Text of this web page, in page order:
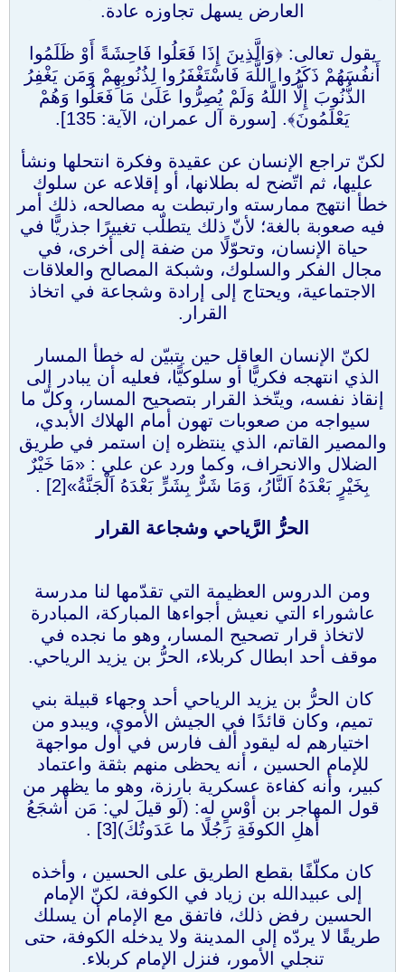
العارض يسهل تجاوزه عادة.
يقول تعالى: ﴿وَالَّذِينَ إِذَا فَعَلُوا فَاحِشَةً أَوْ ظَلَمُوا
أَنفُسَهُمْ ذَكَرُوا اللَّهَ فَاسْتَغْفَرُوا لِذُنُوبِهِمْ وَمَن يَغْفِرُ
الذُّنُوبَ إِلَّا اللَّهُ وَلَمْ يُصِرُّوا عَلَىٰ مَا فَعَلُوا وَهُمْ
يَعْلَمُونَ﴾. [سورة آل عمران، الآية: 135].
لكنّ تراجع الإنسان عن عقيدة وفكرة انتحلها ونشأ
عليها، ثم اتّضح له بطلانها، أو إقلاعه عن سلوك
خطأ انتهج ممارسته وارتبطت به مصالحه، ذلك أمر
فيه صعوبة بالغة؛ لأنّ ذلك يتطلّب تغييرًا جذريًّا في
حياة الإنسان، وتحوّلًا من ضفة إلى أخرى، في
مجال الفكر والسلوك، وشبكة المصالح والعلاقات
الاجتماعية، ويحتاج إلى إرادة وشجاعة في اتخاذ
القرار.
لكنّ الإنسان العاقل حين يتبيّن له خطأ المسار
الذي انتهجه فكريًّا أو سلوكيًّا، فعليه أن يبادر إلى
إنقاذ نفسه، ويتّخذ القرار بتصحيح المسار، وكلّ ما
سيواجه من صعوبات تهون أمام الهلاك الأبدي،
والمصير القاتم، الذي ينتظره إن استمر في طريق
الضلال والانحراف، وكما ورد عن علي : «مَا خَيْرٌ
بِخَيْرٍ بَعْدَهُ اَلنَّارُ، وَمَا شَرٌّ بِشَرٍّ بَعْدَهُ اَلْجَنَّةُ»[2] .
الحرُّ الرَّياحي وشجاعة القرار
ومن الدروس العظيمة التي تقدّمها لنا مدرسة
عاشوراء التي نعيش أجواءها المباركة، المبادرة
لاتخاذ قرار تصحيح المسار، وهو ما نجده في
موقف أحد ابطال كربلاء، الحرُّ بن يزيد الرياحي.
كان الحرُّ بن يزيد الرياحي أحد وجهاء قبيلة بني
تميم، وكان قائدًا في الجيش الأموي، ويبدو من
اختيارهم له ليقود ألف فارس في أول مواجهة
للإمام الحسين ، أنه يحظى منهم بثقة واعتماد
كبير، وأنه كفاءة عسكرية بارزة، وهو ما يظهر من
قول المهاجر بن أوْسٍ له: (لَو قيلَ لي: مَن أشجَعُ
أهلِ الكوفَةِ رَجُلًا ما عَدَوتُكَ)[3] .
كان مكلّفًا بقطع الطريق على الحسين ، وأخذه
إلى عبيدالله بن زياد في الكوفة، لكنّ الإمام
الحسين رفض ذلك، فاتفق مع الإمام أن يسلك
طريقًا لا يردّه إلى المدينة ولا يدخله الكوفة، حتى
تنجلي الأمور، فنزل الإمام كربلاء.